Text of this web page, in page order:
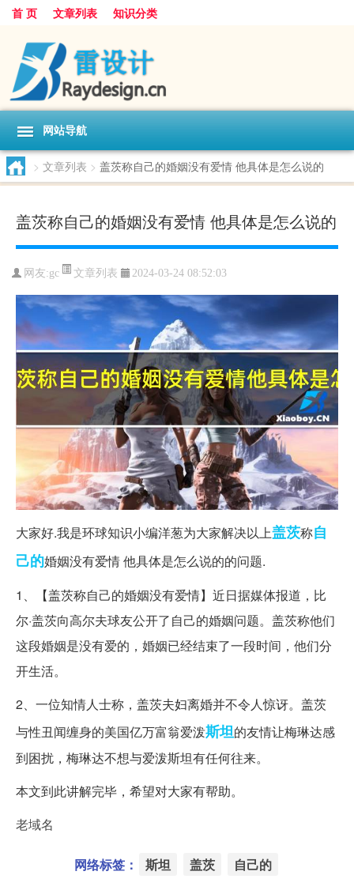
首 页 文章列表 知识分类
网站导航
> 文章列表 > 盖茨称自己的婚姻没有爱情 他具体是怎么说的
盖茨称自己的婚姻没有爱情 他具体是怎么说的
网友:gc 文章列表 2024-03-24 08:52:03
大家好.我是环球知识小编洋葱为大家解决以上盖茨称自
己的婚姻没有爱情 他具体是怎么说的的问题.
1、【盖茨称自己的婚姻没有爱情】近日据媒体报道，比
尔·盖茨向高尔夫球友公开了自己的婚姻问题。盖茨称他们
这段婚姻是没有爱的，婚姻已经结束了一段时间，他们分
开生活。
2、一位知情人士称，盖茨夫妇离婚并不令人惊讶。盖茨
与性丑闻缠身的美国亿万富翁爱泼斯坦的友情让梅琳达感
到困扰，梅琳达不想与爱泼斯坦有任何往来。
本文到此讲解完毕，希望对大家有帮助。
老域名
网络标签： 斯坦 盖茨 自己的